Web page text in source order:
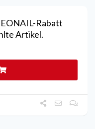
Rabatt
Artikel.